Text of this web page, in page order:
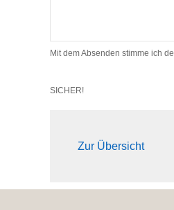
Mit dem Absenden stimme ich
SICHER!
Zur Übersicht